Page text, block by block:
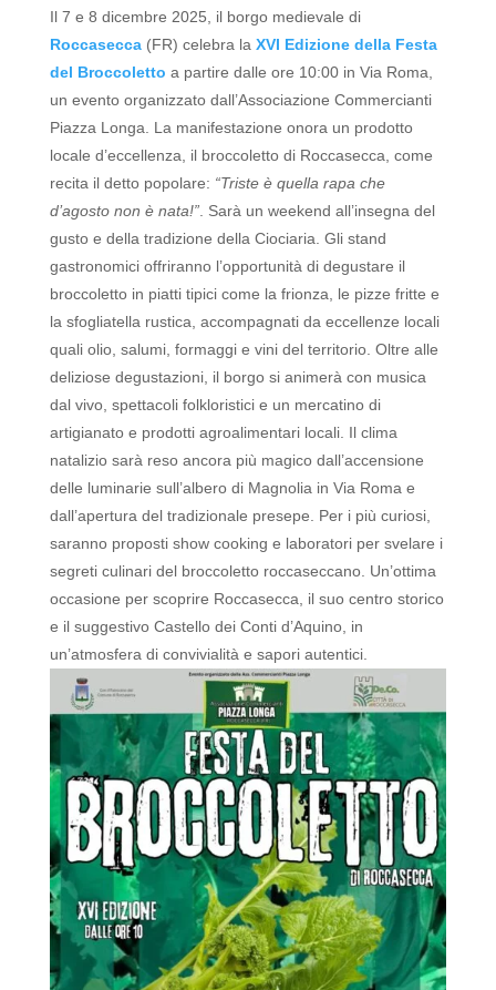
Il 7 e 8 dicembre 2025, il borgo medievale di
Roccasecca(FR) celebra la XVI Edizione della Festa
del Broccoletto a partire dalle ore 10:00 in Via Roma,
un evento organizzato dall’Associazione Commercianti
Piazza Longa.
La manifestazione onora un prodotto
locale d’eccellenza, il broccoletto di Roccasecca, come
recita il detto popolare: “Triste è quella rapa che
d’agosto non è nata!”. Sarà un weekend all’insegna del
gusto e della tradizione della Ciociaria. Gli stand
gastronomici offriranno l’opportunità di degustare il
broccoletto in piatti tipici come la frionza, le pizze fritte e
la sfogliatella rustica, accompagnati da eccellenze locali
quali olio, salumi, formaggi e vini del territorio. Oltre alle
deliziose degustazioni, il borgo si animerà con musica
dal vivo, spettacoli folkloristici e un mercatino di
artigianato e prodotti agroalimentari locali. Il clima
natalizio sarà reso ancora più magico dall’accensione
delle luminarie sull’albero di Magnolia in Via Roma e
dall’apertura del tradizionale presepe.
Per i più curiosi,
saranno proposti show cooking e laboratori per svelare i
segreti culinari del broccoletto roccaseccano. Un’ottima
occasione per scoprire Roccasecca, il suo centro storico
e il suggestivo Castello dei Conti d’Aquino, in
un’atmosfera di convivialità e sapori autentici.